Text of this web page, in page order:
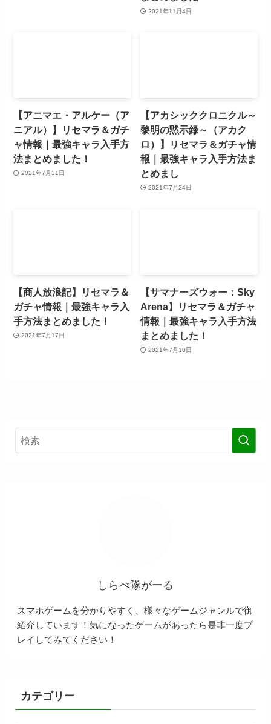
2021年11月4日
【アニマエ・アルケー（ア
ニアル）】リセマラ＆ガチ
ャ情報｜最強キャラ入手方
法まとめました！
2021年7月31日
【アカシッククロニクル～
黎明の黙示録～（アカク
ロ）】リセマラ＆ガチャ情
報｜最強キャラ入手方法ま
とめまし
2021年7月24日
【商人放浪記】リセマラ＆
ガチャ情報｜最強キャラ入
手方法まとめました！
2021年7月17日
【サマナーズウォー：Sky
Arena】リセマラ＆ガチャ
情報｜最強キャラ入手方法
まとめました！
2021年7月10日
しらべ隊がーる
スマホゲームを分かりやすく、様々なゲームジャンルで御
紹介しています！気になったゲームがあったら是非一度プ
レイしてみてください！
カテゴリー